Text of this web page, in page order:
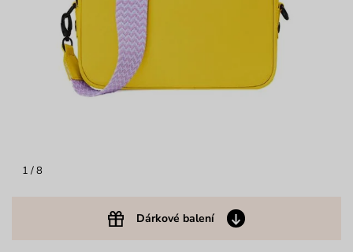
1 / 8
Dárkové balení